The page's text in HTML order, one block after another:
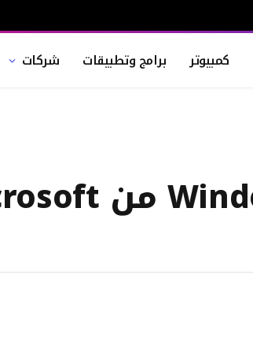
كمبيوتر برامج وتطبيقات شركات